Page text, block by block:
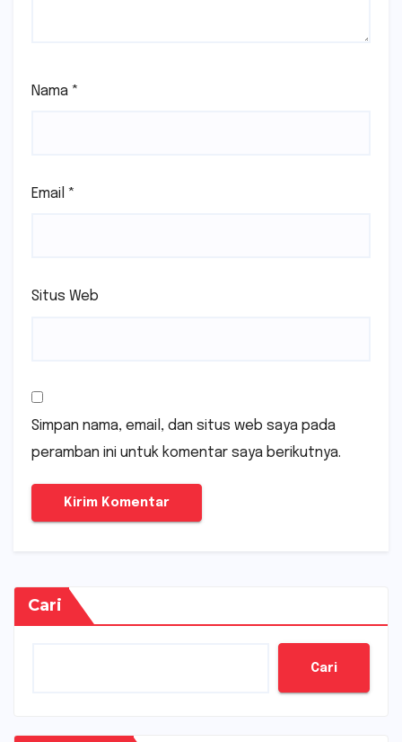
Nama *
Email *
Situs Web
Simpan nama, email, dan situs web saya pada
peramban ini untuk komentar saya berikutnya.
Cari
Cari